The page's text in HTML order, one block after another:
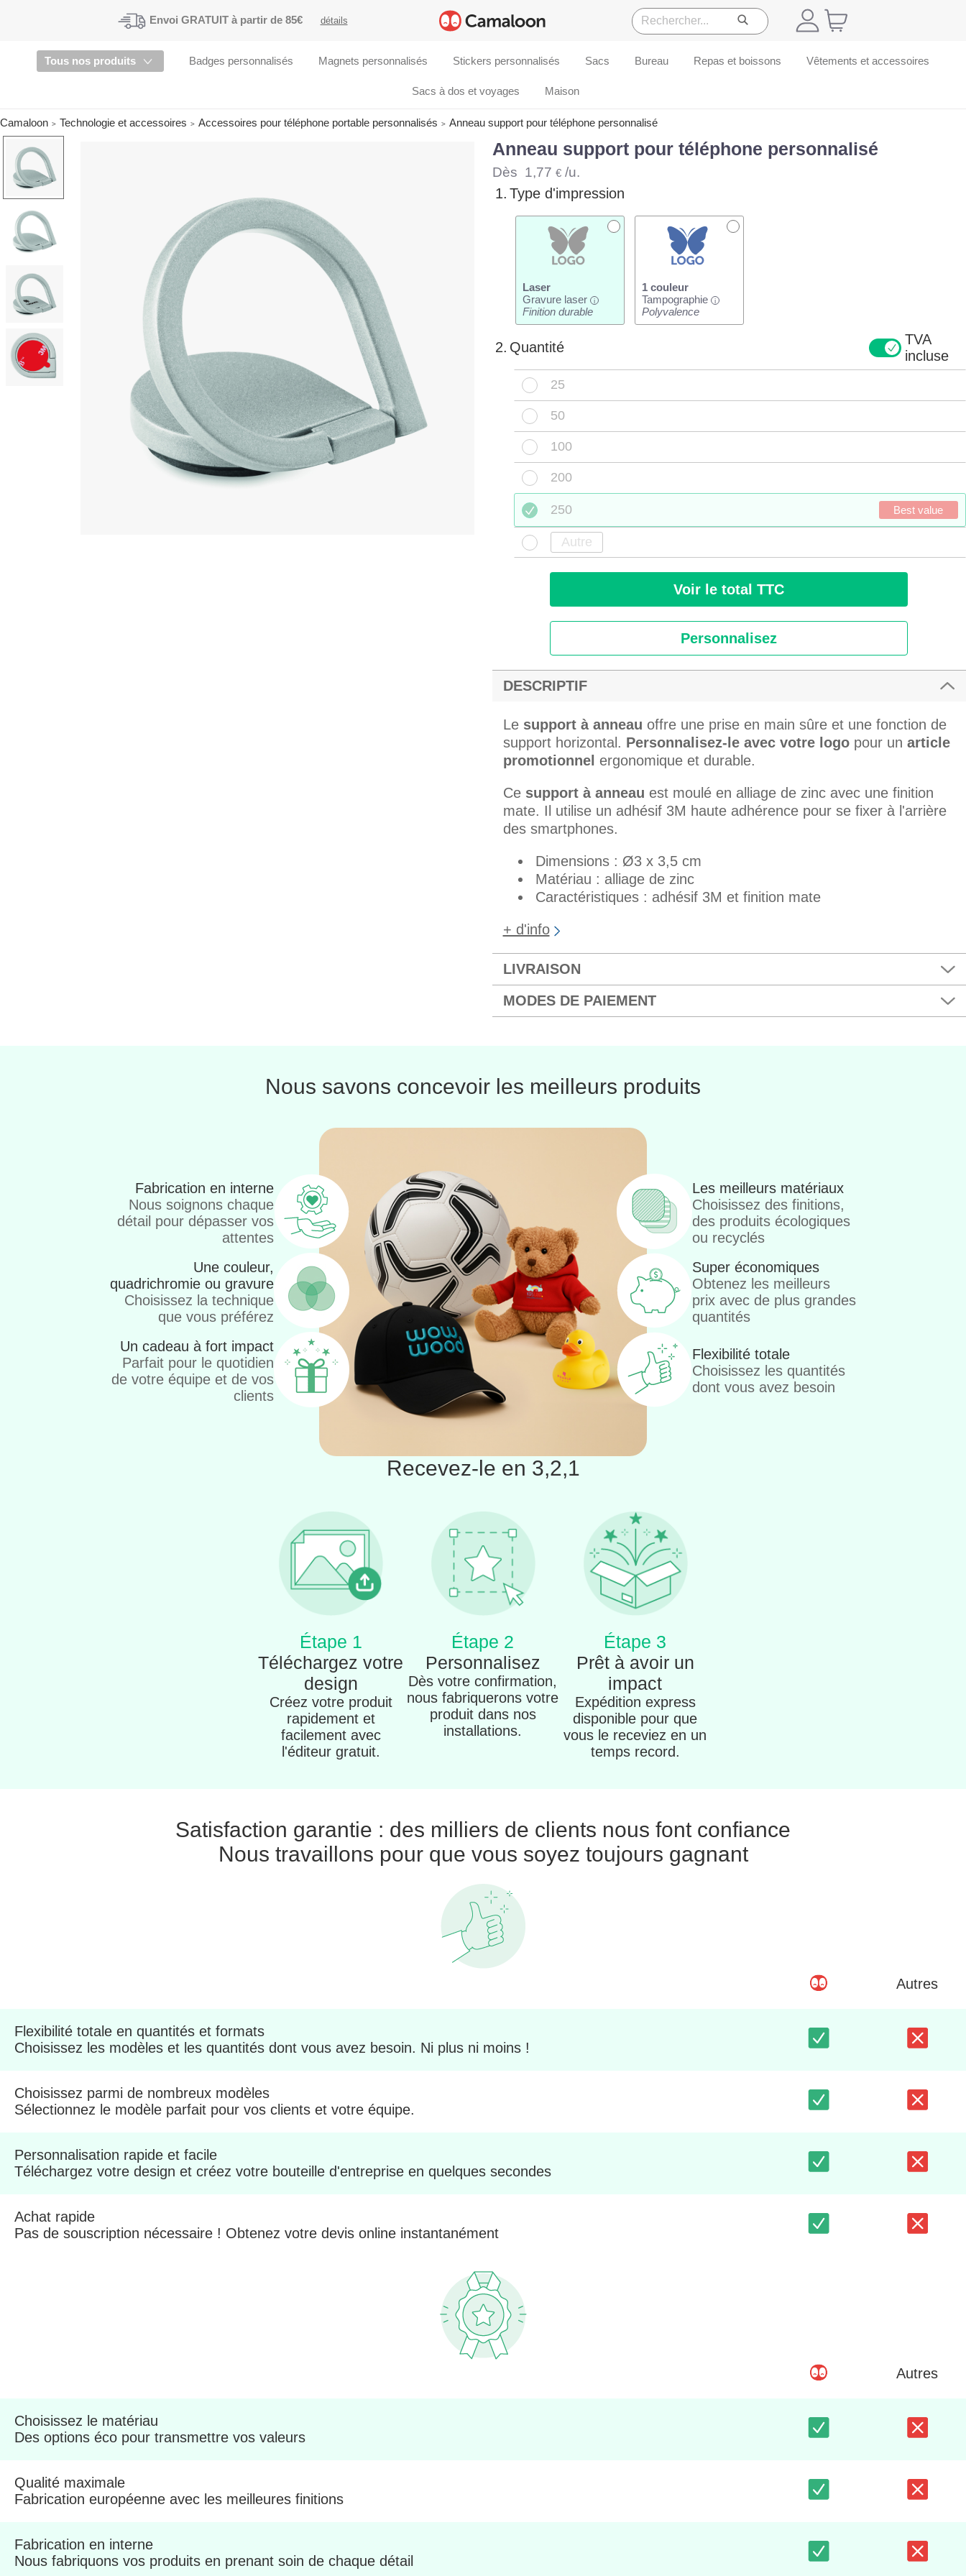
Envoi GRATUIT à partir de 85€ détails
Tous nos produits Badges personnalisés Magnets personnalisés Stickers personnalisés Sacs Bureau Repas et boissons Vêtements et accessoires
Sacs à dos et voyages Maison
Camaloon Technologie et accessoires Accessoires pour téléphone portable personnalisés Anneau support pour téléphone personnalisé
Anneau support pour téléphone personnalisé
Dès 1,77 €/u.
1. Type d'impression
Laser
Gravure laser
i
Finition durable
1 couleur
Tampographie
i
Polyvalence
2. Quantité
TVA
incluse
25
50
100
200
250 Best value
Voir le total TTC
Personnalisez
DESCRIPTIF
Le support à anneau offre une prise en main sûre et une fonction de
support horizontal. Personnalisez-le avec votre logopour un article
promotionnel ergonomique et durable.
Ce support à anneau est moulé en alliage de zinc avec une finition
mate. Il utilise un adhésif 3M haute adhérence pour se fixer à l'arrière
des smartphones.
Dimensions : Ø3 x 3,5 cm
Matériau : alliage de zinc
Caractéristiques : adhésif 3M et finition mate
+ d'info
LIVRAISON
MODES DE PAIEMENT
Nous savons concevoir les meilleurs produits
Fabrication en interne
Nous soignons chaque
détail pour dépasser vos
attentes
Une couleur,
quadrichromie ou gravure
Choisissez la technique
que vous préférez
Un cadeau à fort impact
Parfait pour le quotidien
de votre équipe et de vos
clients
Les meilleurs matériaux
Choisissez des finitions,
des produits écologiques
ou recyclés
Super économiques
Obtenez les meilleurs
prix avec de plus grandes
quantités
Flexibilité totale
Choisissez les quantités
dont vous avez besoin
Recevez-le en 3,2,1
Étape 1
Téléchargez votre
design
Créez votre produit
rapidement et
facilement avec
l'éditeur gratuit.
Étape 2
Personnalisez
Dès votre confirmation,
nous fabriquerons votre
produit dans nos
installations.
Étape 3
Prêt à avoir un
impact
Expédition express
disponible pour que
vous le receviez en un
temps record.
Satisfaction garantie : des milliers de clients nous font confiance
Nous travaillons pour que vous soyez toujours gagnant
Autres
Flexibilité totale en quantités et formats
Choisissez les modèles et les quantités dont vous avez besoin. Ni plus ni moins !
Choisissez parmi de nombreux modèles
Sélectionnez le modèle parfait pour vos clients et votre équipe.
Personnalisation rapide et facile
Téléchargez votre design et créez votre bouteille d'entreprise en quelques secondes
Achat rapide
Pas de souscription nécessaire ! Obtenez votre devis online instantanément
Autres
Choisissez le matériau
Des options éco pour transmettre vos valeurs
Qualité maximale
Fabrication européenne avec les meilleures finitions
Fabrication en interne
Nous fabriquons vos produits en prenant soin de chaque détail